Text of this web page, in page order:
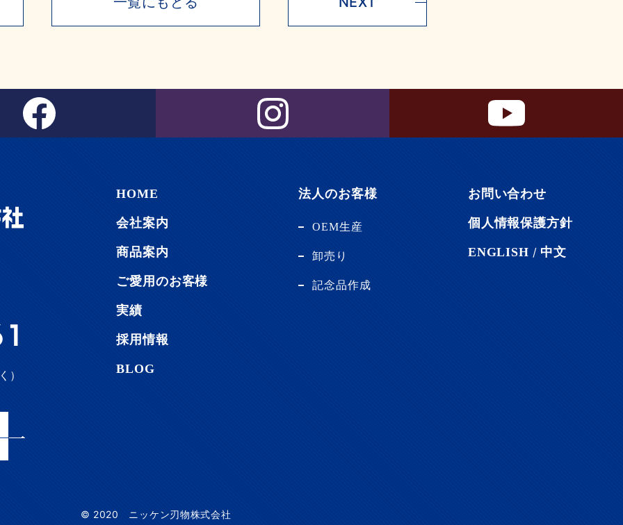
）
HOME
会社案内
商品案内
ご愛用のお客様
実績
採用情報
BLOG
法人のお客様
OEM生産
卸売り
記念品作成
お問い合わせ
個人情報保護方針
ENGLISH / 中文
© 2020 ニッケン刃物株式会社